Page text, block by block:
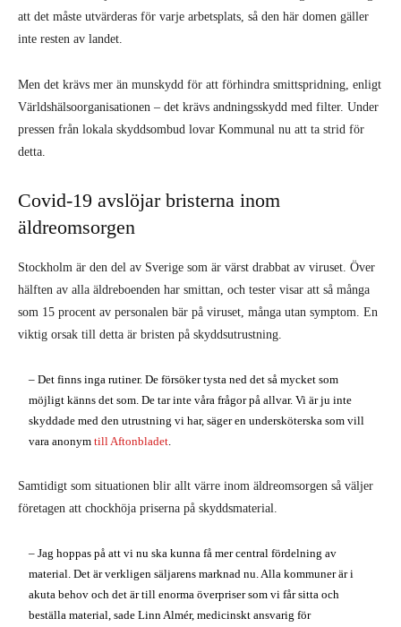
att det måste utvärderas för varje arbetsplats, så den här domen gäller
inte resten av landet.
Men det krävs mer än munskydd för att förhindra smittspridning, enligt
Världshälsoorganisationen – det krävs andningsskydd med filter. Under
pressen från lokala skyddsombud lovar Kommunal nu att ta strid för
detta.
Covid-19 avslöjar bristerna inom
äldreomsorgen
Stockholm är den del av Sverige som är värst drabbat av viruset. Över
hälften av alla äldreboenden har smittan, och tester visar att så många
som 15 procent av personalen bär på viruset, många utan symptom. En
viktig orsak till detta är bristen på skyddsutrustning.
– Det finns inga rutiner. De försöker tysta ned det så mycket som
möjligt känns det som. De tar inte våra frågor på allvar. Vi är ju inte
skyddade med den utrustning vi har, säger en undersköterska som vill
vara anonymtill Aftonbladet
Samtidigt som situationen blir allt värre inom äldreomsorgen så väljer
företagen att chockhöja priserna på skyddsmaterial.
– Jag hoppas på att vi nu ska kunna få mer central fördelning av
material. Det är verkligen säljarens marknad nu. Alla kommuner är i
akuta behov och det är till enorma överpriser som vi får sitta och
beställa material, sade Linn Almér, medicinskt ansvarig för